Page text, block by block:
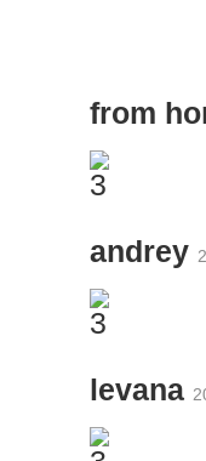
from
andrey
levana